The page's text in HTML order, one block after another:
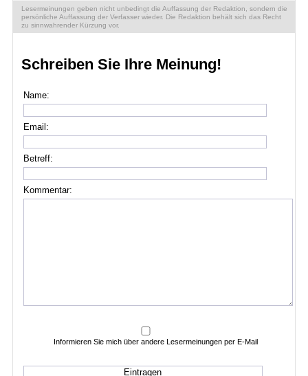
Lesermeinungen geben nicht unbedingt die Auffassung der Redaktion, sondern die
persönliche Auffassung der Verfasser wieder. Die Redaktion behält sich das Recht
zu sinnwahrender Kürzung vor.
Schreiben Sie Ihre Meinung!
Name:
Email:
Betreff:
Kommentar:
Informieren Sie mich über andere Lesermeinungen per E-Mail